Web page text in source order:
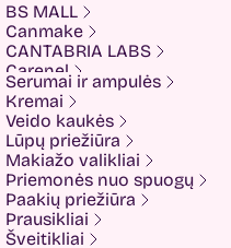
BS MALL
Canmake
CANTABRIA LABS
Carenel
CHALURE
Cherubs
Cliniccare
COSRX
COTRIL
COVEDERM
Crazy Hair
Dalton
Serumai ir ampulės
Kremai
Veido kaukės
Lūpų priežiūra
Makiažo valikliai
Priemonės nuo spuogų
Paakių priežiūra
Prausikliai
Šveitikliai